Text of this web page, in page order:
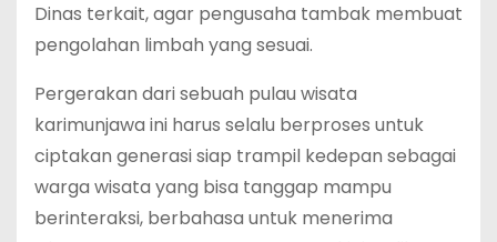
Dinas terkait, agar pengusaha tambak membuat
pengolahan limbah yang sesuai.
Pergerakan dari sebuah pulau wisata
karimunjawa ini harus selalu berproses untuk
ciptakan generasi siap trampil kedepan sebagai
warga wisata yang bisa tanggap mampu
berinteraksi, berbahasa untuk menerima